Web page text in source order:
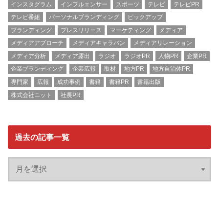
インスタグラム
インフルエンサー スポーツ テレビ
テレビPR
テレビ番組
パーソナルブランディング
ピックアップ
ブランディング
プレスリリース マーケティング
メディア
メディアアプローチ
メディアキャラバン
メディアリレーション
メディア分析
メディア露出 ラジオ ラジオPR 人物PR
企業PR
企業ブランディング
企業広報 取材 地方PR
地方自治体PR
専門家
広報 成功事例 書籍 書籍PR
書籍出版
株式会社ニット
社長PR
過去の記事一覧